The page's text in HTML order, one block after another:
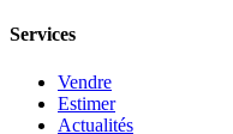
Services
Vendre
Estimer
Actualités